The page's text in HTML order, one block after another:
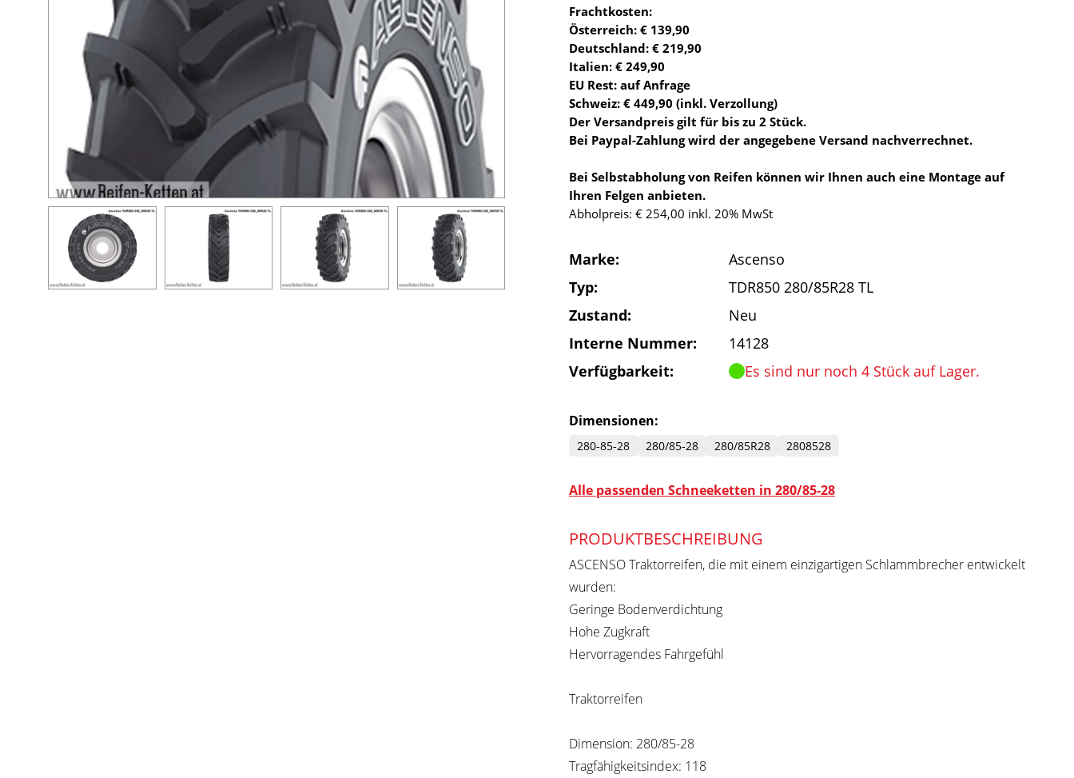
Frachtkosten:
Österreich: € 139,90
Deutschland: € 219,90
Italien: € 249,90
EU Rest: auf Anfrage
Schweiz: € 449,90 (inkl. Verzollung)
Der Versandpreis gilt für bis zu 2 Stück.
Bei Paypal-Zahlung wird der angegebene Versand nachverrechnet.
Bei Selbstabholung von Reifen können wir Ihnen auch eine Montage auf
Ihren Felgen anbieten.
Abholpreis: € 254,00 inkl. 20% MwSt
Marke:
Ascenso
Typ:
TDR850 280/85R28 TL
Zustand:
Neu
Interne Nummer:
14128
Verfügbarkeit:
Es sind nur noch 4 Stück auf Lager.
Dimensionen:
280-85-28 280/85-28 280/85R28 2808528
Alle passenden Schneeketten in 280/85-28
PRODUKTBESCHREIBUNG
ASCENSO Traktorreifen, die mit einem einzigartigen Schlammbrecher entwickelt
wurden:
Geringe Bodenverdichtung
Hohe Zugkraft
Hervorragendes Fahrgefühl
Traktorreifen
Dimension: 280/85-28
Tragfähigkeitsindex: 118